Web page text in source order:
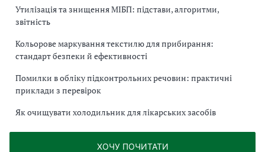
Утилізація та знищення МІБП: підстави, алгоритми,
звітність
Кольорове маркування текстилю для прибирання:
стандарт безпеки й ефективності
Помилки в обліку підконтрольних речовин: практичні
приклади з перевірок
Як очищувати холодильник для лікарських засобів
ХОЧУ ПОЧИТАТИ